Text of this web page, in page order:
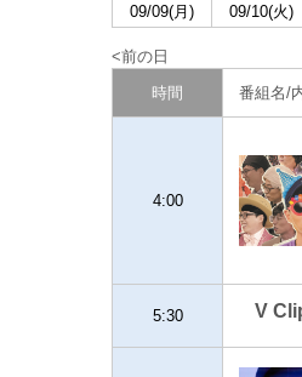
09/09(月) 09/10(火)
前の日
時間
番組名/
4:00
5:30 V